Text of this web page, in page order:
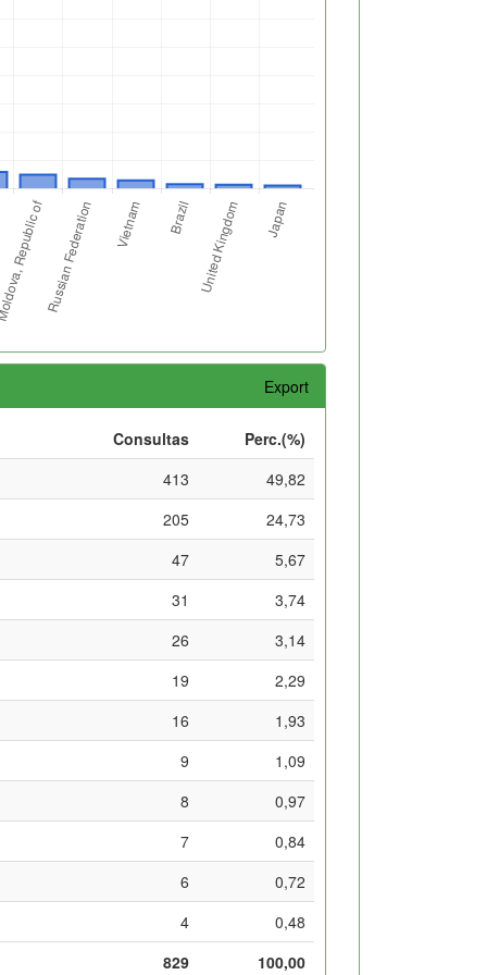
Export
Consultas
Perc.(%)
413
49,82
205
24,73
47
5,67
31
3,74
26
3,14
19
2,29
16
1,93
9
1,09
8
0,97
7
0,84
6
0,72
4
0,48
829
100,00